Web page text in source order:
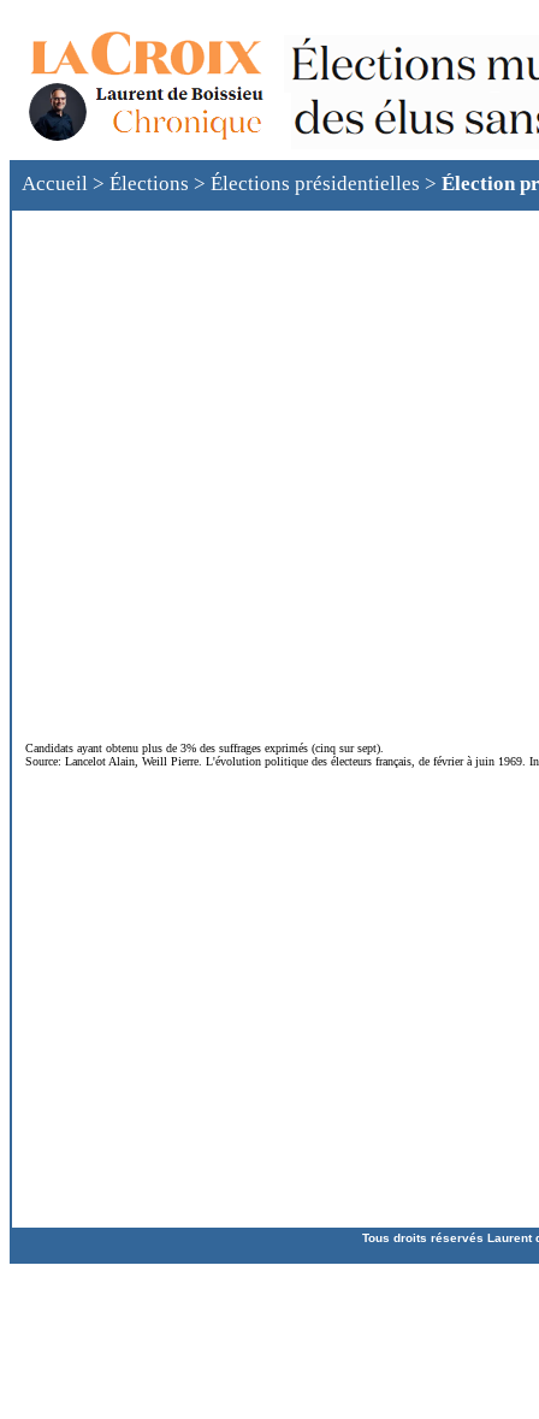
Accueil > Élections > Élections présidentielles > Élection
Candidats ayant obtenu plus de 3% des suffrages exprimés (cinq sur sept).
Source: Lancelot Alain, Weill Pierre. L'évolution politique des électeurs français, de février à juin 1969.
Tous droits réservés Laurent